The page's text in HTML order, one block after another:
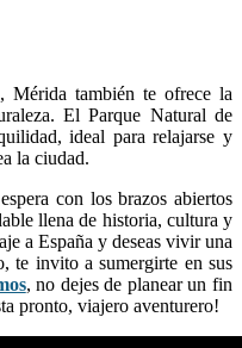
Mérida también te ofrece la
El Parque Natural de
ideal para relajarse y
la ciudad.
con los brazos abiertos
llena de historia, cultura y
a España y deseas vivir una
te invito a sumergirte en sus
, no dejes de planear un fin
pronto, viajero aventurero!